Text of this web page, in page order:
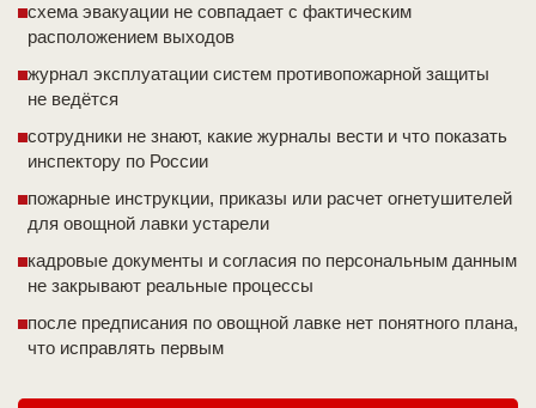
схема эвакуации не совпадает с фактическим
расположением выходов
журнал эксплуатации систем противопожарной защиты
не ведётся
сотрудники не знают, какие журналы вести и что показать
инспектору по России
пожарные инструкции, приказы или расчет огнетушителей
для овощной лавки устарели
кадровые документы и согласия по персональным данным
не закрывают реальные процессы
после предписания по овощной лавке нет понятного плана,
что исправлять первым